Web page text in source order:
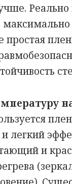
Реально
простая
легкий
и